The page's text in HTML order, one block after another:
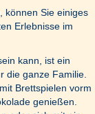
können Sie einiges
Erlebnisse im
kann, ist ein
die ganze Familie.
Brettspielen vorm
genießen.